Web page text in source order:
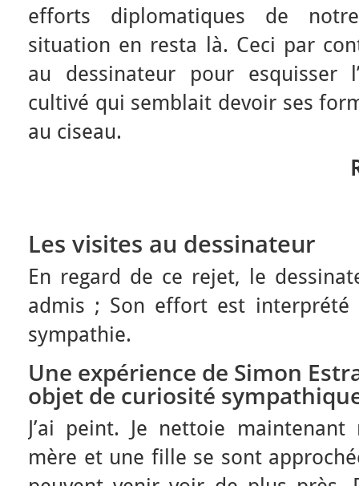
efforts diplomatiques de
situation en resta là. Ceci par
au dessinateur pour esquisser
cultivé qui semblait devoir ses
au ciseau.
Les visites au dessinateur
En regard de ce rejet, le
admis ; Son effort est interprété
sympathie.
Une expérience de Simon
objet de curiosité
J’ai peint. Je nettoie
mère et une fille se sont